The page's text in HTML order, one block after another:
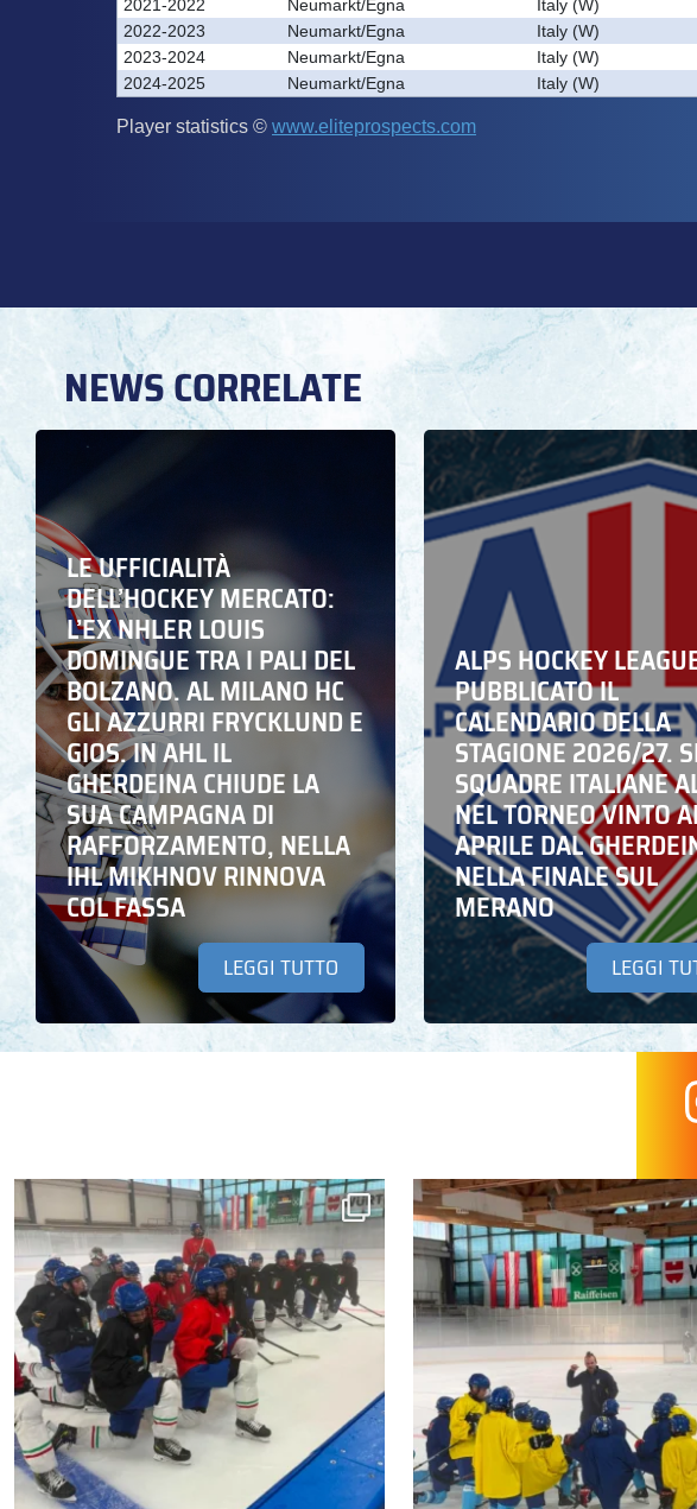
NEWS CORRELATE
LE UFFICIALITÀ
DELL’HOCKEY MERCATO:
L’EX NHLER LOUIS
DOMINGUE TRA I PALI DEL
BOLZANO. AL MILANO HC
GLI AZZURRI FRYCKLUND E
GIOS. IN AHL IL
GHERDEINA CHIUDE LA
SUA CAMPAGNA DI
RAFFORZAMENTO, NELLA
IHL MIKHNOV RINNOVA
COL FASSA
LEGGI TUTTO
ALPS HOCKEY
PUBBLICATO IL
CALENDARIO DELLA
STAGIONE 2026/27.
SQUADRE ITALIANE
NEL TORNEO VINTO
APRILE DAL
NELLA FINALE SUL
MERANO
LEGGI